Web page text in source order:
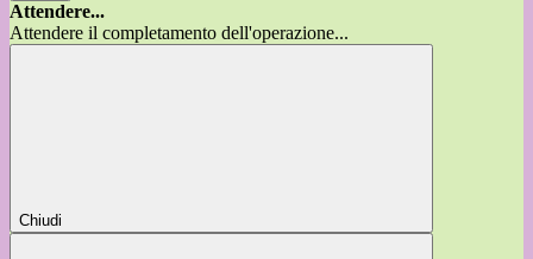
Attendere...
Attendere il completamento dell'operazione...
Chiudi